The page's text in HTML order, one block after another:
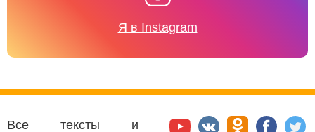
Я в Instagram
Все тексты и